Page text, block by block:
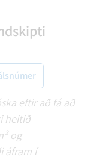
eftir að fá að
heitið
og
áfram í